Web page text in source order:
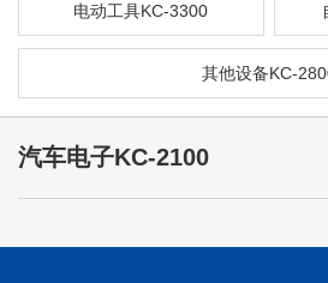
电动工具KC-3300
其他设备KC-
汽车电子KC-2100